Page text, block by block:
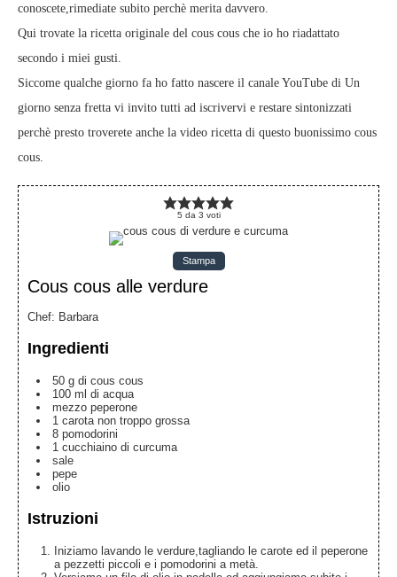
conoscete,rimediate subito perchè merita davvero.
Qui trovate la ricetta originale del cous cous che io ho riadattato
secondo i miei gusti.
Siccome qualche giorno fa ho fatto nascere il canale YouTube di Un
giorno senza fretta vi invito tutti ad iscrivervi e restare sintonizzati
perchè presto troverete anche la video ricetta di questo buonissimo cous
cous.
5 da 3 voti
Stampa
Cous cous alle verdure
Chef: Barbara
Ingredienti
50 g di cous cous
100 ml di acqua
mezzo peperone
1 carota non troppo grossa
8 pomodorini
1 cucchiaino di curcuma
sale
pepe
olio
Istruzioni
Iniziamo lavando le verdure,tagliando le carote ed il peperone
a pezzetti piccoli e i pomodorini a metà.